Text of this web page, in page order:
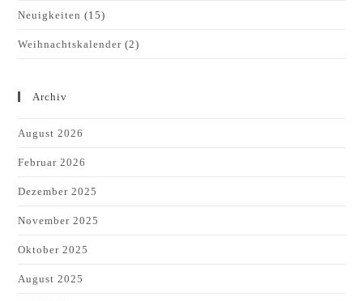
Neuigkeiten (15)
Weihnachtskalender (2)
Archiv
August 2026
Februar 2026
Dezember 2025
November 2025
Oktober 2025
August 2025